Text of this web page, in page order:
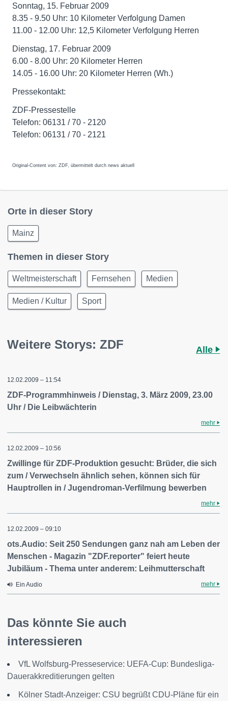
Sonntag, 15. Februar 2009
8.35 - 9.50 Uhr: 10 Kilometer Verfolgung Damen
11.00 - 12.00 Uhr: 12,5 Kilometer Verfolgung Herren
Dienstag, 17. Februar 2009
6.00 - 8.00 Uhr: 20 Kilometer Herren
14.05 - 16.00 Uhr: 20 Kilometer Herren (Wh.)
Pressekontakt:
ZDF-Pressestelle
Telefon: 06131 / 70 - 2120
Telefon: 06131 / 70 - 2121
Original-Content von: ZDF, übermittelt durch news aktuell
Orte in dieser Story
Mainz
Themen in dieser Story
Weltmeisterschaft Fernsehen Medien
Medien / Kultur Sport
Weitere Storys: ZDF Alle
12.02.2009 – 11:54
ZDF-Programmhinweis / Dienstag, 3. März 2009, 23.00
Uhr / Die Leibwächterin
mehr
12.02.2009 – 10:56
Zwillinge für ZDF-Produktion gesucht: Brüder, die sich
zum / Verwechseln ähnlich sehen, können sich für
Hauptrollen in / Jugendroman-Verfilmung bewerben
mehr
12.02.2009 – 09:10
ots.Audio: Seit 250 Sendungen ganz nah am Leben der
Menschen - Magazin "ZDF.reporter" feiert heute
Jubiläum - Thema unter anderem: Leihmutterschaft
Ein Audio mehr
Das könnte Sie auch
interessieren
VfL Wolfsburg-Presseservice: UEFA-Cup: Bundesliga-
Dauerakkreditierungen gelten
Kölner Stadt-Anzeiger: CSU begrüßt CDU-Pläne für ein